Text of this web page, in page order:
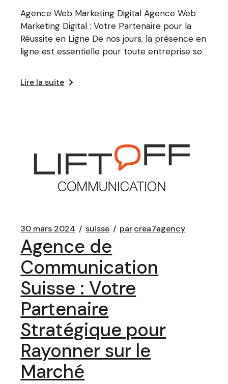
Agence Web Marketing Digital Agence Web
Marketing Digital : Votre Partenaire pour la
Réussite en Ligne De nos jours, la présence en
ligne est essentielle pour toute entreprise so
Lire la suite
30 mars 2024 suisse parcrea7agency
Agence de
Communication
Suisse : Votre
Partenaire
Stratégique pour
Rayonner sur le
Marché